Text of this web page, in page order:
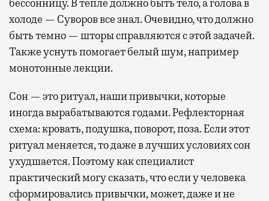
бессонницу. В тепле должно быть тело, а голова в
холоде — Суворов все знал. Очевидно, что должно
быть темно — шторы справляются с этой задачей.
Также уснуть помогает белый шум, например
монотонные лекции.
Сон — это ритуал, наши привычки, которые
иногда вырабатываются годами. Рефлекторная
схема: кровать, подушка, поворот, поза. Если этот
ритуал меняется, то даже в лучших условиях сон
ухудшается. Поэтому как специалист
практический могу сказать, что если у человека
сформировались привычки, может, даже и не